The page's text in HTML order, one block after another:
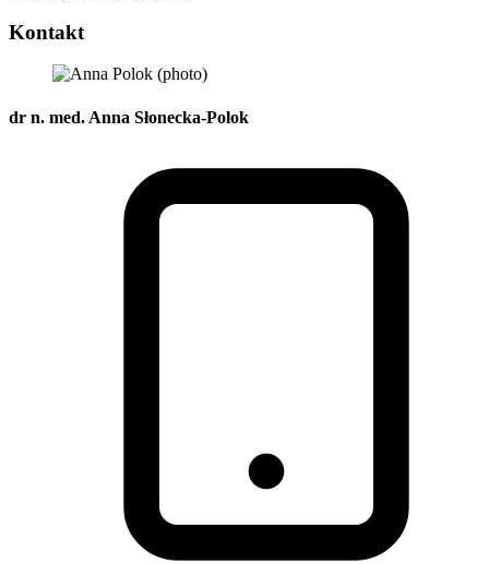
Kontakt
dr n. med. Anna Słonecka-Polok